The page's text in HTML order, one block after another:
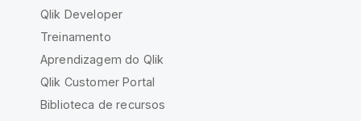
Qlik Developer
Treinamento
Aprendizagem do Qlik
Qlik Customer Portal
Biblioteca de recursos